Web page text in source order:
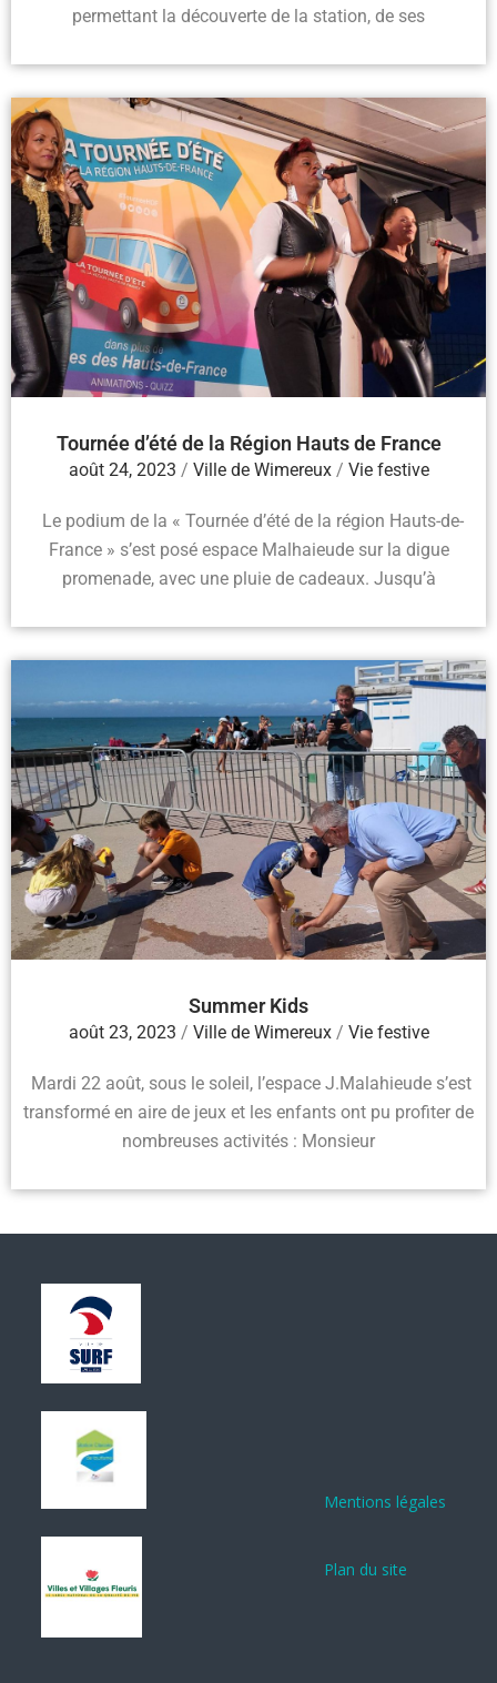
permettant la découverte de la station, de ses
Tournée d’été de la Région Hauts de France
août 24, 2023 / Ville de Wimereux / Vie festive
Le podium de la « Tournée d’été de la région Hauts-de-
France » s’est posé espace Malhaieude sur la digue
promenade, avec une pluie de cadeaux. Jusqu’à
Summer Kids
août 23, 2023 / Ville de Wimereux / Vie festive
Mardi 22 août, sous le soleil, l’espace J.Malahieude s’est
transformé en aire de jeux et les enfants ont pu profiter de
nombreuses activités : Monsieur
Mentions légales
Plan du site